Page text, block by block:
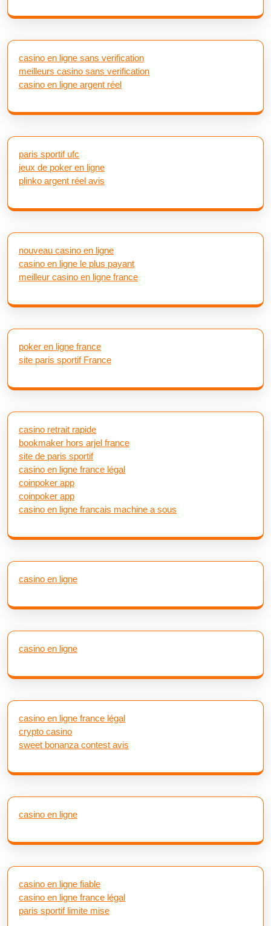
casino en ligne sans verification
meilleurs casino sans verification
casino en ligne argent réel
paris sportif ufc
jeux de poker en ligne
plinko argent réel avis
nouveau casino en ligne
casino en ligne le plus payant
meilleur casino en ligne france
poker en ligne france
site paris sportif France
casino retrait rapide
bookmaker hors arjel france
site de paris sportif
casino en ligne france légal
coinpoker app
coinpoker app
casino en ligne francais machine a sous
casino en ligne
casino en ligne
casino en ligne france légal
crypto casino
sweet bonanza contest avis
casino en ligne
casino en ligne fiable
casino en ligne france légal
paris sportif limite mise